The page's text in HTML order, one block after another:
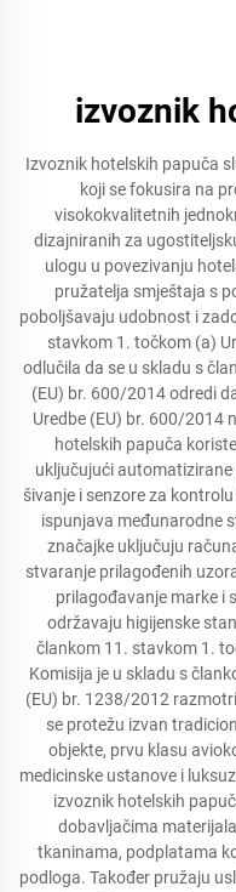
izvoznik
Izvoznik hotelskih papuča
koji se fokusira na
visokokvalitetnih
dizajniranih za
ulogu u povezivanju
pružatelja smještaja s
poboljšavaju udobnost i
stavkom 1. točkom (a)
odlučila da se u skladu s
(EU) br. 600/2014 odredi
Uredbe (EU) br. 600/2014
hotelskih papuča
uključujući automatizirane
šivanje i senzore za
ispunjava međunarodne
značajke uključuju
stvaranje prilagođenih
prilagođavanje marke i
održavaju higijenske
člankom 11. stavkom 1.
Komisija je u skladu s
(EU) br. 1238/2012
se protežu izvan
objekte, prvu klasu
medicinske ustanove i
izvoznik hotelskih
dobavljačima
tkaninama, podplatama
podloga. Također pružaju